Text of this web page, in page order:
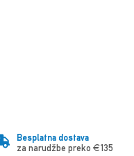
Besplatna dostava
za narudžbe preko €135